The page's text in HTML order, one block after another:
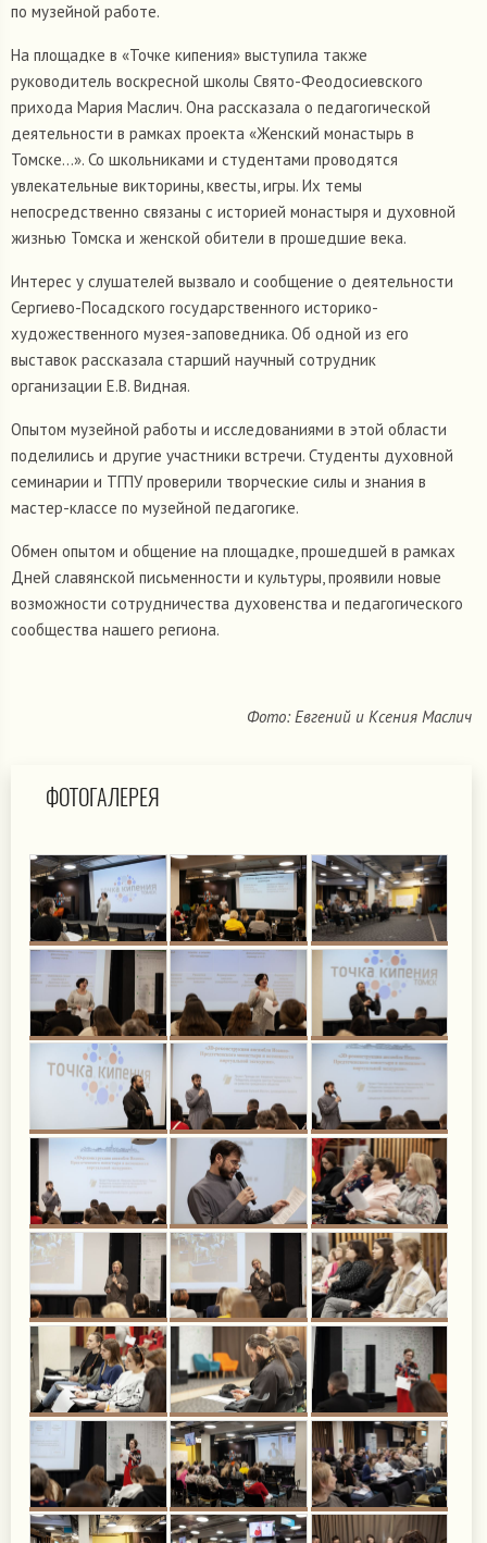
по музейной работе.
На площадке в «Точке кипения» выступила также
руководитель воскресной школы Свято-Феодосиевского
прихода Мария Маслич. Она рассказала о педагогической
деятельности в рамках проекта «Женский монастырь в
Томске…». Со школьниками и студентами проводятся
увлекательные викторины, квесты, игры. Их темы
непосредственно связаны с историей монастыря и духовной
жизнью Томска и женской обители в прошедшие века.
Интерес у слушателей вызвало и сообщение о деятельности
Сергиево-Посадского государственного историко-
художественного музея-заповедника. Об одной из его
выставок рассказала старший научный сотрудник
организации Е.В. Видная.
Опытом музейной работы и исследованиями в этой области
поделились и другие участники встречи. Студенты духовной
семинарии и ТГПУ проверили творческие силы и знания в
мастер-классе по музейной педагогике.
Обмен опытом и общение на площадке, прошедшей в рамках
Дней славянской письменности и культуры, проявили новые
возможности сотрудничества духовенства и педагогического
сообщества нашего региона.
Фото: Евгений и Ксения Маслич
ФОТОГАЛЕРЕЯ